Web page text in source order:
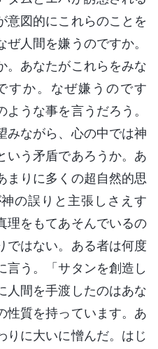
意図的にこれらのことを
人間を嫌うのですか。
。あなたがこれらをみな
すか。なぜ嫌うのです
うな事を言うだろう。
みながら、心の中では神
いう矛盾であろうか。あ
まりに多くの超自然的思
の誤りと主張しさえす
理をもてあそんでいるの
ではない。ある者は何度
言う。「サタンを創造し
人間を手渡したのはあな
性質を持っています。あ
りに大いに憎んだ。はじ